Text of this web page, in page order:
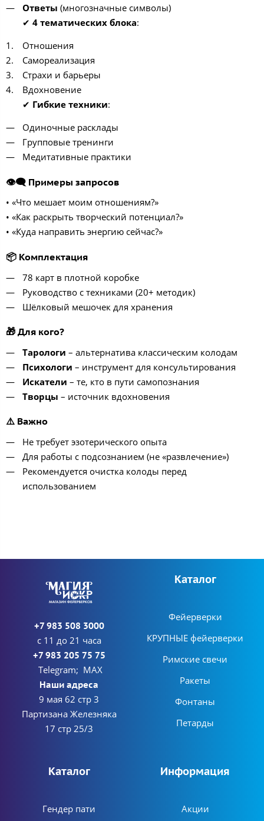
Ответы (многозначные символы)
✔ 4 тематических блока:
Отношения
Самореализация
Страхи и барьеры
Вдохновение
✔ Гибкие техники:
Одиночные расклады
Групповые тренинги
Медитативные практики
👁️‍🗨️ Примеры запросов
• «Что мешает моим отношениям?»
• «Как раскрыть творческий потенциал?»
• «Куда направить энергию сейчас?»
📦 Комплектация
78 карт в плотной коробке
Руководство с техниками (20+ методик)
Шёлковый мешочек для хранения
🎁 Для кого?
Тарологи – альтернатива классическим колодам
Психологи – инструмент для консультирования
Искатели – те, кто в пути самопознания
Творцы – источник вдохновения
⚠️ Важно
Не требует эзотерического опыта
Для работы с подсознанием (не «развлечение»)
Рекомендуется очистка колоды перед
использованием
+7 983 508 3000
с 11 до 21 часа
+7 983 205 75 75
Telegram; MAX
Наши адреса
9 мая 62 стр 3
Партизана Железняка
17 стр 25/3
Каталог
Фейерверки
КРУПНЫЕ фейерверки
Римские свечи
Ракеты
Фонтаны
Петарды
Каталог
Гендер пати
Информация
Акции